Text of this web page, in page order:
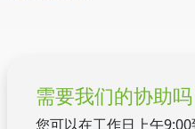
需要我们的协助吗
您可以在工作日上午